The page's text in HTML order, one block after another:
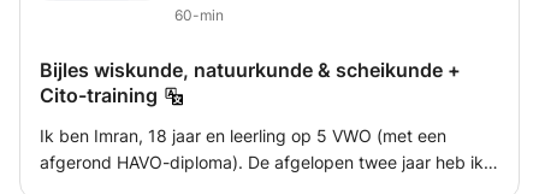
60-min
Bijles wiskunde, natuurkunde & scheikunde +
Cito-training
Ik ben Imran, 18 jaar en leerling op 5 VWO (met een
afgerond HAVO-diploma). De afgelopen twee jaar heb ik